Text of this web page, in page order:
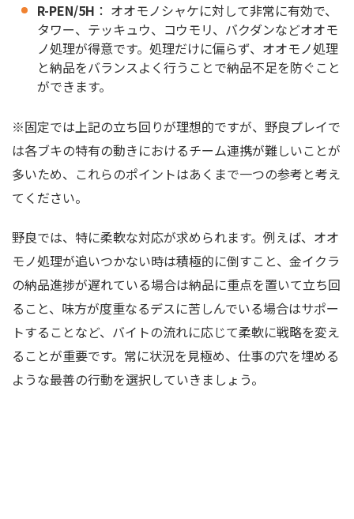
R-PEN/5H ： オオモノシャケに対して非常に有効で、
タワー、テッキュウ、コウモリ、バクダンなどオオモ
ノ処理が得意です。処理だけに偏らず、オオモノ処理
と納品をバランスよく行うことで納品不足を防ぐこと
ができます。
※固定では上記の立ち回りが理想的ですが、野良プレイで
は各ブキの特有の動きにおけるチーム連携が難しいことが
多いため、これらのポイントはあくまで一つの参考と考え
てください。
野良では、特に柔軟な対応が求められます。例えば、オオ
モノ処理が追いつかない時は積極的に倒すこと、金イクラ
の納品進捗が遅れている場合は納品に重点を置いて立ち回
ること、味方が度重なるデスに苦しんでいる場合はサポー
トすることなど、バイトの流れに応じて柔軟に戦略を変え
ることが重要です。常に状況を見極め、仕事の穴を埋める
ような最善の行動を選択していきましょう。